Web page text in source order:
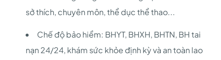
sở thích, chuyên môn, thể dục thể thao...
Chế độ bảo hiểm: BHYT, BHXH, BHTN, BH tai
nạn 24/24, khám sức khỏe định kỳ và an toàn lao